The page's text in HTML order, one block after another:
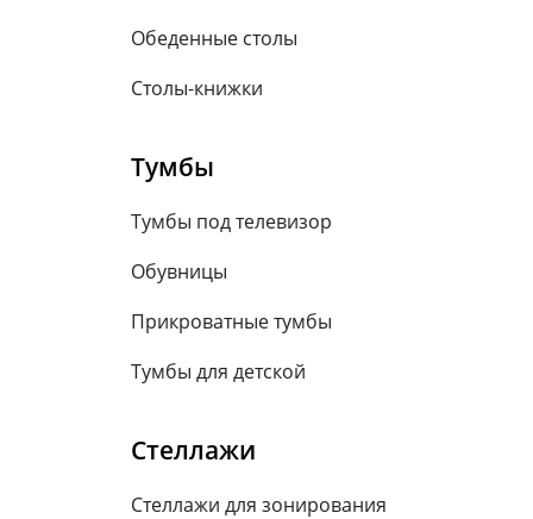
Обеденные столы
Столы-книжки
Тумбы
Тумбы под телевизор
Обувницы
Прикроватные тумбы
Тумбы для детской
Стеллажи
Стеллажи для зонирования